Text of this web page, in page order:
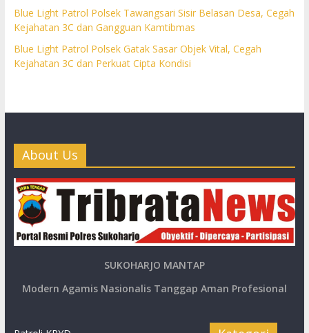
Blue Light Patrol Polsek Tawangsari Sisir Belasan Desa, Cegah
Kejahatan 3C dan Gangguan Kamtibmas
Blue Light Patrol Polsek Gatak Sasar Objek Vital, Cegah
Kejahatan 3C dan Perkuat Cipta Kondisi
About Us
SUKOHARJO MANTAP
Modern Agamis Nasionalis Tanggap Aman Profesional